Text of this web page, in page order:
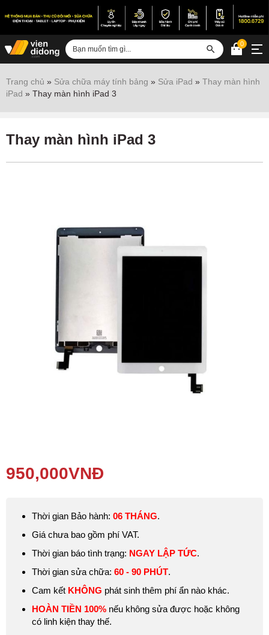
Sửa iPhone
Sửa Vertu
Sửa chữa thiết bị khác
1800.6729
(miễn phí)
(Giờ làm việc: 08h00 - 21h00)
0
Trang chủ » Sửa chữa máy tính bảng » Sửa iPad » Thay màn hình
iPad » Thay màn hình iPad 3
Thay màn hình iPad 3
950,000VNĐ
Thời gian Bảo hành: 06 THÁNG.
Giá chưa bao gồm phí VAT.
Thời gian báo tình trạng: NGAY LẬP TỨC.
Thời gian sửa chữa: 60 - 90 PHÚT.
Cam kết KHÔNG phát sinh thêm phí ẩn nào khác.
HOÀN TIỀN 100% nếu không sửa được hoặc không
có linh kiện thay thế.